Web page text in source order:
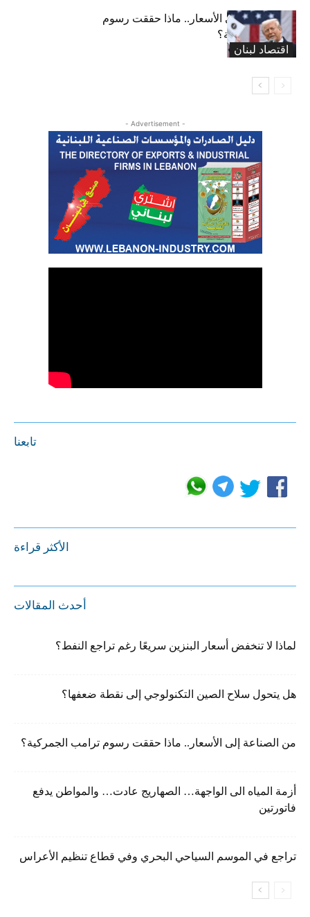
اقتصاد لبنان
من الصناعة إلى الأسعار.. ماذا حققت رسوم
ترامب الجمركية؟
- Advertisement -
تابعنا
الأكثر قراءة
أحدث المقالات
لماذا لا تنخفض أسعار البنزين سريعًا رغم تراجع النفط؟
هل يتحول سلاح الصين التكنولوجي إلى نقطة ضعفها؟
من الصناعة إلى الأسعار.. ماذا حققت رسوم ترامب الجمركية؟
أزمة المياه الى الواجهة… الصهاريج عادت… والمواطن يدفع
فاتورتين
تراجع في الموسم السياحي البحري وفي قطاع تنظيم الأعراس